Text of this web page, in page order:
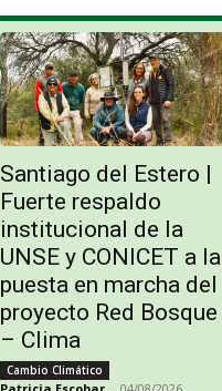
Santiago del Estero |
Fuerte respaldo
institucional de la
UNSE y CONICET a la
puesta en marcha del
proyecto Red Bosque
– Clima
Cambio Climático